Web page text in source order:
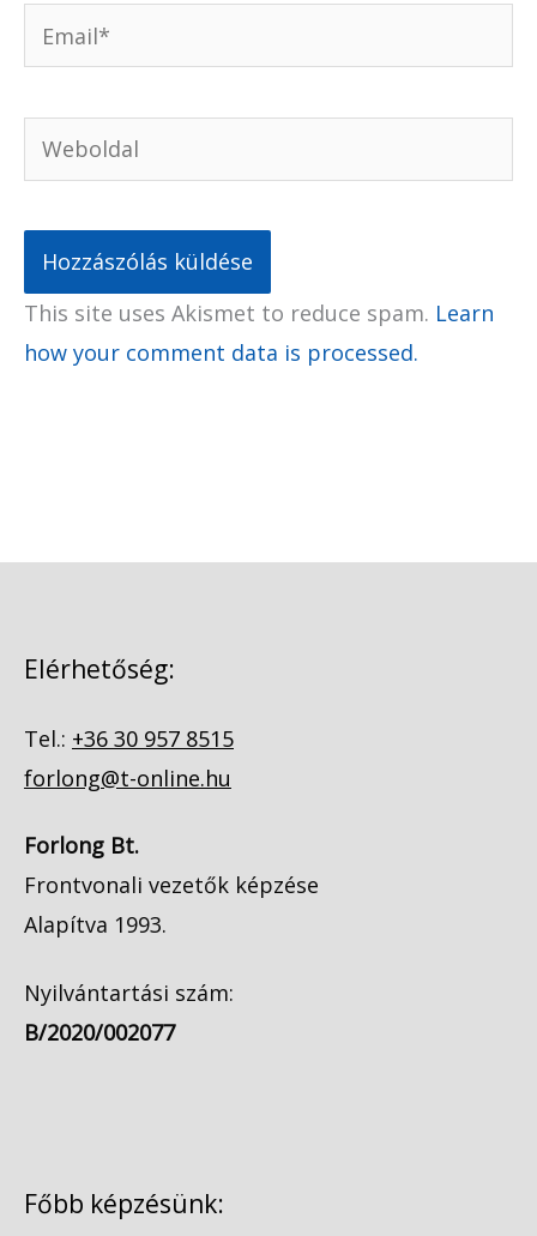
Email*
Weboldal
This site uses Akismet to reduce spam. Learn
how your comment data is processed.
Elérhetőség:
Tel.: +36 30 957 8515
forlong@t-online.hu
Forlong Bt.
Frontvonali vezetők képzése
Alapítva 1993.
Nyilvántartási szám:
B/2020/002077
Főbb képzésünk: